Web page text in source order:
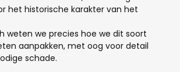
het historische karakter van het
weten we precies hoe we dit soort
aanpakken, met oog voor detail
schade.